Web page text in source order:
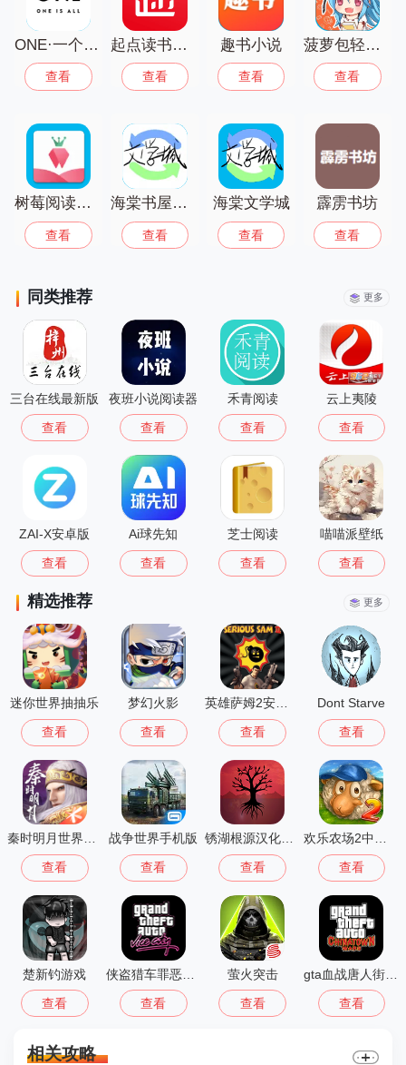
吧！
ONE·一个就够了
查看
起点读书最新版
查看
趣书小说
查看
菠萝包轻小说
查看
树莓阅读小说免费最新版
查看
海棠书屋极速版
查看
海棠文学城
查看
霹雳书坊
查看
同类推荐 更多
三台在线最新版
查看
夜班小说阅读器
查看
禾青阅读
查看
云上夷陵
查看
ZAI-X安卓版
查看
Ai球先知
查看
芝士阅读
查看
喵喵派壁纸
查看
精选推荐 更多
迷你世界抽抽乐
查看
梦幻火影
查看 查看
Dont Starve
查看
秦时明月世界测试服
查看
战争世界手机版
查看
锈湖根源汉化版 3.1.5
查看
欢乐农场2中文版
查看
楚新钓游戏
查看 查看
萤火突击
查看 查看
相关攻略